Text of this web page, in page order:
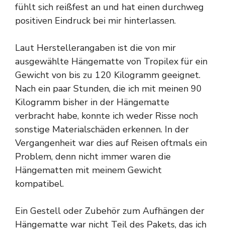
fühlt sich reißfest an und hat einen durchweg
positiven Eindruck bei mir hinterlassen.
Laut Herstellerangaben ist die von mir
ausgewählte Hängematte von Tropilex für ein
Gewicht von bis zu 120 Kilogramm geeignet.
Nach ein paar Stunden, die ich mit meinen 90
Kilogramm bisher in der Hängematte
verbracht habe, konnte ich weder Risse noch
sonstige Materialschäden erkennen. In der
Vergangenheit war dies auf Reisen oftmals ein
Problem, denn nicht immer waren die
Hängematten mit meinem Gewicht
kompatibel.
Ein Gestell oder Zubehör zum Aufhängen der
Hängematte war nicht Teil des Pakets, das ich